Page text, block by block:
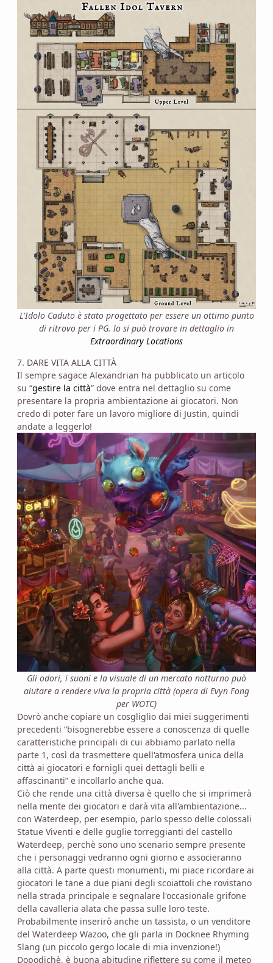
L'Idolo Caduto è stato progettato per essere un ottimo punto
di ritrovo per i PG. lo si può trovare in dettaglio in
Extraordinary Locations
7. DARE VITA ALLA CITTÀ
Il sempre sagace Alexandrian ha pubblicato un articolo
su “gestire la città” dove entra nel dettaglio su come
presentare la propria ambientazione ai giocatori. Non
credo di poter fare un lavoro migliore di Justin, quindi
andate a leggerlo!
Gli odori, i suoni e la visuale di un mercato notturno può
aiutare a rendere viva la propria città (opera di Evyn Fong
per WOTC)
Dovrò anche copiare un cosgliglio dai miei suggerimenti
precedenti “bisognerebbe essere a conoscenza di quelle
caratteristiche principali di cui abbiamo parlato nella
parte 1, così da trasmettere quell'atmosfera unica della
città ai giocatori e fornigli quei dettagli belli e
affascinanti” e incollarlo anche qua.
Ciò che rende una città diversa è quello che si imprimerà
nella mente dei giocatori e darà vita all'ambientazione...
con Waterdeep, per esempio, parlo spesso delle colossali
Statue Viventi e delle guglie torreggianti del castello
Waterdeep, perchè sono uno scenario sempre presente
che i personaggi vedranno ogni giorno e associeranno
alla città. A parte questi monumenti, mi piace ricordare ai
giocatori le tane a due piani degli scoiattoli che rovistano
nella strada principale e segnalare l'occasionale grifone
della cavalleria alata che passa sulle loro teste.
Probabilmente inserirò anche un tassista, o un venditore
del Waterdeep Wazoo, che gli parla in Docknee Rhyming
Slang (un piccolo gergo locale di mia invenzione!)
Dopodichè, è buona abitudine riflettere su come il meteo